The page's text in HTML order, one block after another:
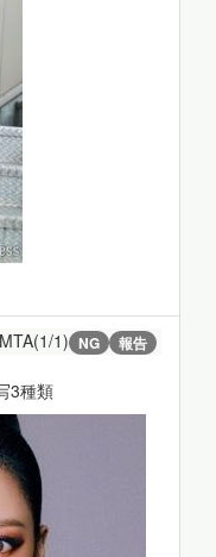
1) NG 報告
3種類